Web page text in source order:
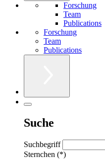
Forschung
Team
Publications
Forschung
Team
Publications
Suche
Suchbegriff
Sternchen (*)